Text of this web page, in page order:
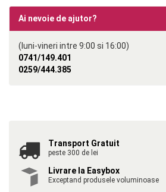
Ai nevoie de ajutor?
(luni-vineri intre 9:00 si 16:00)
0741/149.401
0259/444.385
Transport Gratuit
peste 300 de lei
Livrare la Easybox
Exceptand produsele voluminoase